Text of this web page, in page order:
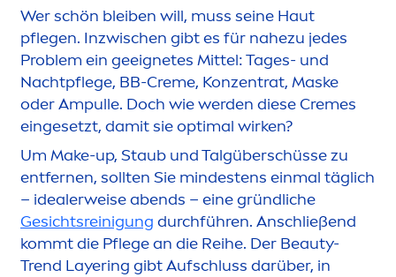
Wer schön bleiben will, muss seine Haut
pflegen. Inzwischen gibt es für nahezu jedes
Problem ein geeignetes Mittel: Tages- und
Nachtpflege, BB-Creme, Konzentrat, Maske
oder Ampulle. Doch wie werden diese Cremes
eingesetzt, damit sie optimal wirken?
Um Make-up, Staub und Talgüberschüsse zu
entfernen, sollten Sie mindestens einmal täglich
– idealerweise abends – eine gründliche
Gesichtsreinigung durchführen. Anschließend
kommt die Pflege an die Reihe. Der Beauty-
Trend Layering gibt Aufschluss darüber, in